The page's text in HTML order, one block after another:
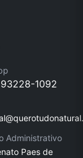
1092
Administrativo
Paes de